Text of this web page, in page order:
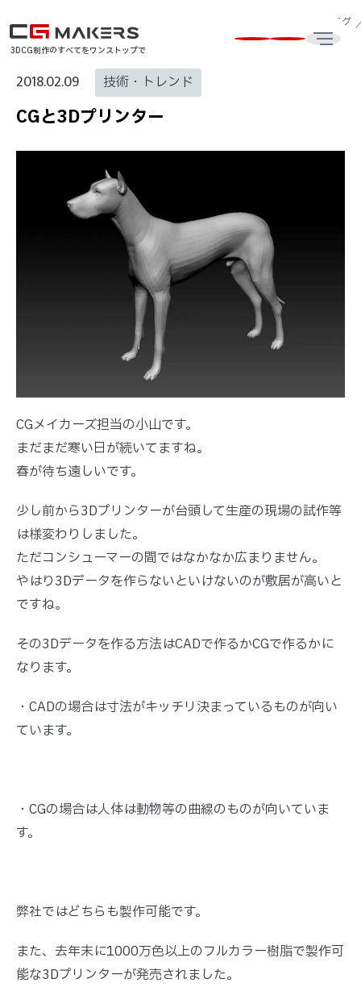
3DCG制作のすべてをワンストップで
CG制作・3DCG動画制作会社はCG MAKERS CG・3DCG最新技術ブログ
2018.02.09 技術・トレンド
CGと3Dプリンター
CGメイカーズ担当の小山です。
まだまだ寒い日が続いてますね。
春が待ち遠しいです。
少し前から3Dプリンターが台頭して生産の現場の試作等
は様変わりしました。
ただコンシューマーの間ではなかなか広まりません。
やはり3Dデータを作らないといけないのが敷居が高いと
ですね。
その3Dデータを作る方法はCADで作るかCGで作るかに
なります。
・CADの場合は寸法がキッチリ決まっているものが向い
ています。
・CGの場合は人体は動物等の曲線のものが向いていま
す。
弊社ではどちらも製作可能です。
また、去年末に1000万色以上のフルカラー樹脂で製作可
能な3Dプリンターが発売されました。